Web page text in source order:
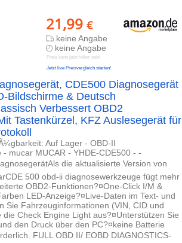
21,99 €
keine Angabe
keine Angabe
Preis kann jetzt höher sein
Jetzt live Preisvergleich starten!
CDE500 Diagnosegerät
Bildschirme & Deutsch
Verbessert OBD2
Tastenkürzel, KFZ Auslesegerät für
Auf Lager - OBD-II
- mucar MUCAR - YHDE-CDE500 - -
die aktualisierte Version von
500 obd-ii diagnosewerkzeuge fügt mehr
OBD2-Funktionen?¤One-Click I/M &
LED-Anzeige?¤Live-Daten im Text- und
Sie Fahrzeuginformationen (VIN, CID und
die Check Engine Light aus?¤Unterstützen Sie
den Druck über den PC?¤keine Batterie
FULL OBD II/ EOBD DIAGNOSTICS-